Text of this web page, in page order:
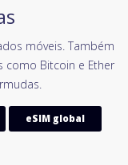
móveis. Também
Bitcoin e Ether
eSIM global